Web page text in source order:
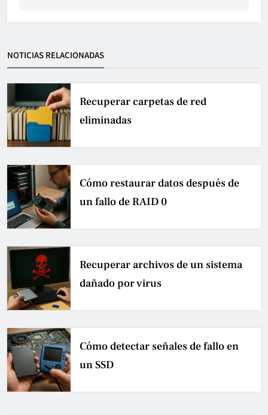
NOTICIAS RELACIONADAS
Recuperar carpetas de red
eliminadas
Cómo restaurar datos después de
un fallo de RAID 0
Recuperar archivos de un sistema
dañado por virus
Cómo detectar señales de fallo en
un SSD